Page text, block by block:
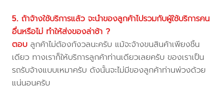
5. ถ้าจ้างใช้บริการแล้ว จะนำของลูกค้าไปรวมกับผู้ใช้บริการคน
อื่นหรือไม่ ทำให้ส่งของล่าช้า ?
ตอบ ลูกค้าไม่ต้องกังวลนะครับ แม้จะจ้างขนสินค้าเพียงชิ้น
เดียว ทางเราก็ให้บริการลูกค้าท่านเดียวเลยครับ ของเราเป็น
รถรับจ้างแบบเหมาครับ ดังนั้นจะไม่มีของลูกค้าท่านพ่วงด้วย
แน่นอนครับ